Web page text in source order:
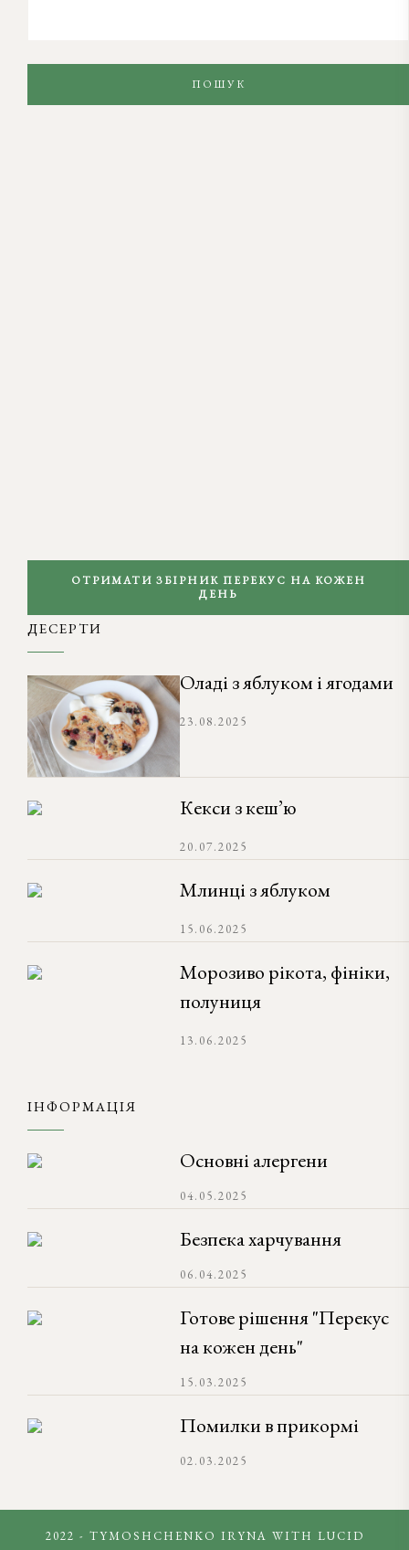
ПОШУК
ОТРИМАТИ ЗБІРНИК ПЕРЕКУС НА КОЖЕН
ДЕНЬ
ДЕСЕРТИ
Оладі з яблуком і ягодами
23.08.2025
Кекси з кеш’ю
20.07.2025
Млинці з яблуком
15.06.2025
Морозиво рікота, фініки,
полуниця
13.06.2025
ІНФОРМАЦІЯ
Основні алергени
04.05.2025
Безпека харчування
06.04.2025
Готове рішення "Перекус
на кожен день"
15.03.2025
Помилки в прикормі
02.03.2025
2022 - TYMOSHCHENKO IRYNA WITH LUCID